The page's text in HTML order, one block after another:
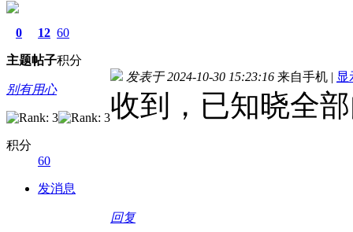
0
主题
12
帖子
60
积分
别有用心
积分
60
发消息
发表于 2024-10-30 15:23:16 来自手机 | 显
收到，已知晓全
回复